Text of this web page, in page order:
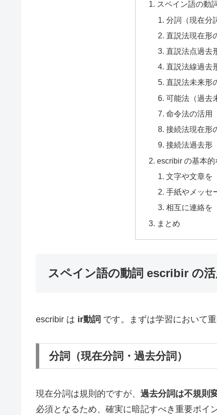
スペイン語の動
分詞（現在分
直説法現在形
直説法点過去
直説法線過去
直説法未来形
可能法（過去
命令法の活用
接続法現在形
接続法過去形
escribir の基本
文字や文章を
手紙やメッセ
相互に連絡を
まとめ
スペイン語の動詞 escribir の
escribir は ir動詞 です。まずは学習において
分詞（現在分詞・過去分詞）
現在分詞は規則的ですが、 過去分詞は不規則
必須となるため、確実に暗記すべき重要ポイ